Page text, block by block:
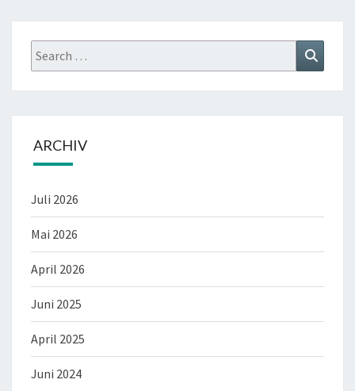
Search
for:
ARCHIV
Juli 2026
Mai 2026
April 2026
Juni 2025
April 2025
Juni 2024